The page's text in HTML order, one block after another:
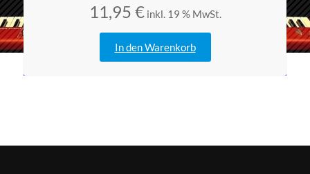
11,95 € inkl. 19 % MwSt.
In den Warenkorb